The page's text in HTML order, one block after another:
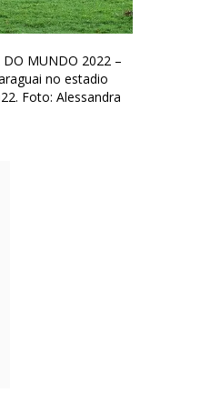
MUNDO 2022 –
no estadio
Foto: Alessandra